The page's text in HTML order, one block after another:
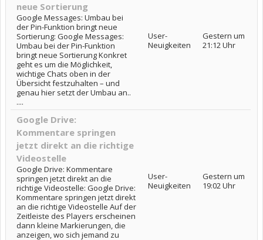
neue Sortierung
Google Messages: Umbau bei
der Pin-Funktion bringt neue
Sortierung: Google Messages:
Umbau bei der Pin-Funktion
bringt neue Sortierung Konkret
geht es um die Möglichkeit,
wichtige Chats oben in der
Übersicht festzuhalten – und
genau hier setzt der Umbau an..
....
User-
Neuigkeiten
Gestern um
21:12 Uhr
Google Drive:
Kommentare springen
jetzt direkt an die richtige
Videostelle
Google Drive: Kommentare
springen jetzt direkt an die
richtige Videostelle: Google Drive:
Kommentare springen jetzt direkt
an die richtige Videostelle Auf der
Zeitleiste des Players erscheinen
dann kleine Markierungen, die
anzeigen, wo sich jemand zu
User-
Neuigkeiten
Gestern um
19:02 Uhr